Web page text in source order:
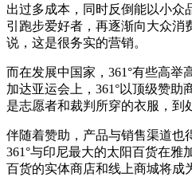
出过多成本，同时反倒能以小众
引跑步爱好者，再逐渐向大众
说，这是很务实的营销。
而在发展中国家，361°有些高举
加达亚运会上，361°以顶级赞助
是志愿者和裁判所穿的衣服，到
伴随着赞助，产品与销售渠道也
361°与印尼最大的太阳百货在雅
百货的实体商店和线上商城将成